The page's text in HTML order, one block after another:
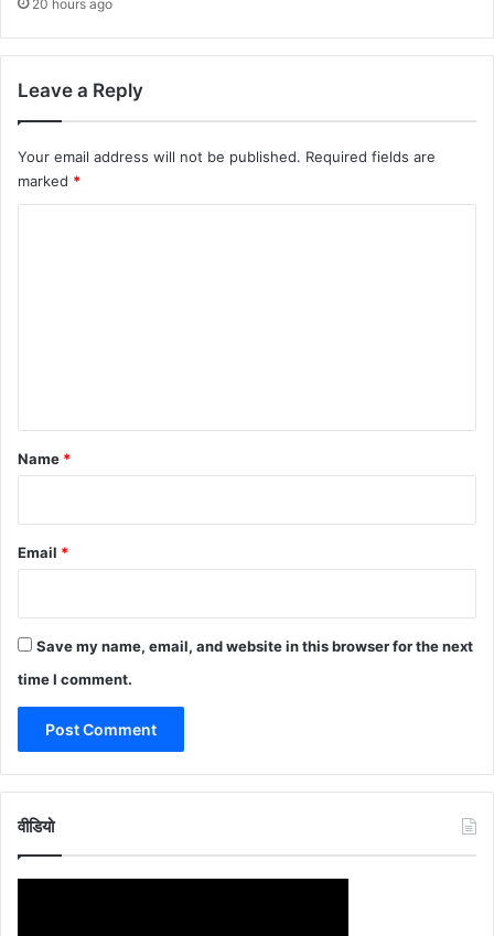
20 hours ago
Leave a Reply
Your email address will not be published. Required fields are
marked *
*
Name *
Email *
Save my name, email, and website in this browser for the next
time I comment.
वीडियो